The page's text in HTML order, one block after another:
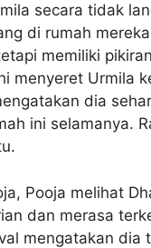
secara tidak
di rumah
memiliki
menyeret Urmila
dia
ini selamanya.
Pooja melihat
dan merasa
mengatakan dia